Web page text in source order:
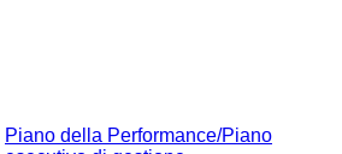
Piano della Performance/Piano